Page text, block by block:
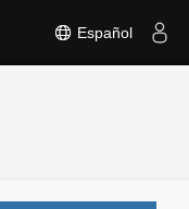
Español